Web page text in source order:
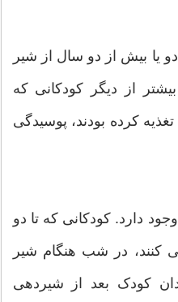
یا بیش از دو سال از شیر
کردند 2.4 برابر بیشتر از دیگر کودکانی که
کرده بودند، پوسیدگی
دارد. کودکانی که تا دو
کنند، در شب هنگام شیر
کودک بعد از شیردهی